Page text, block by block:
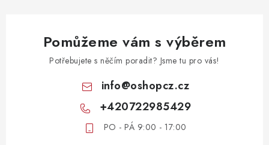
Pomůžeme vám s výběrem
Potřebujete s něčím poradit? Jsme tu pro vás!
info@oshopcz.cz
+420722985429
PO - PÁ 9:00 - 17:00